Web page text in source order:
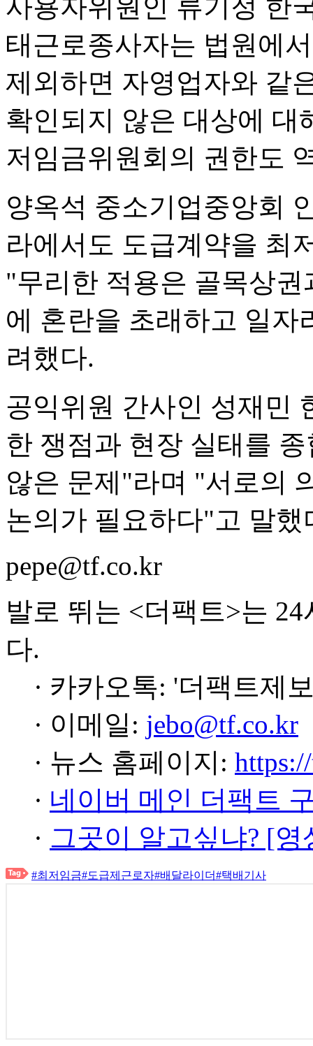
사용자위원인 류기정 한
태근로종사자는 법원에
제외하면 자영업자와 같
확인되지 않은 대상에 대
저임금위원회의 권한도
양옥석 중소기업중앙회
라에서도 도급계약을 최
"무리한 적용은 골목상
에 혼란을 초래하고 일자
려했다.
공익위원 간사인 성재민
한 쟁점과 현장 실태를
않은 문제"라며 "서로의
논의가 필요하다"고 말했
pepe@tf.co.kr
발로 뛰는 <더팩트>는
다.
· 카카오톡: '더팩트제
· 이메일: jebo@tf.co.kr
· 뉴스 홈페이지:
· 네이버 메인 더팩트
· 그곳이 알고싶냐? [
#최저임금#도급제근로자#배달라이더#택배기사